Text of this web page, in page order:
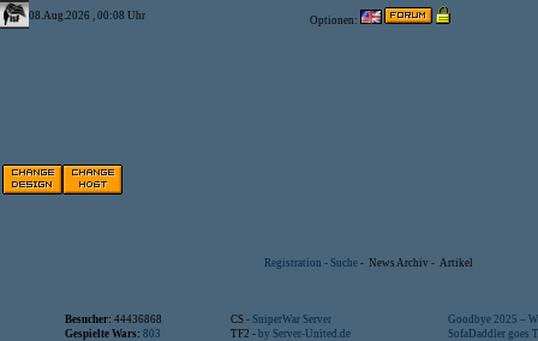
08.Aug.2026 , 00:08 Uhr Optionen:
Registration - Suche - News Archiv - Artikel
Besucher: 44436868 CS - SniperWar Server
Goodbye 2025 –
Gespielte Wars: 803 TF2 - by Server-United.de
SofaDaddler goes